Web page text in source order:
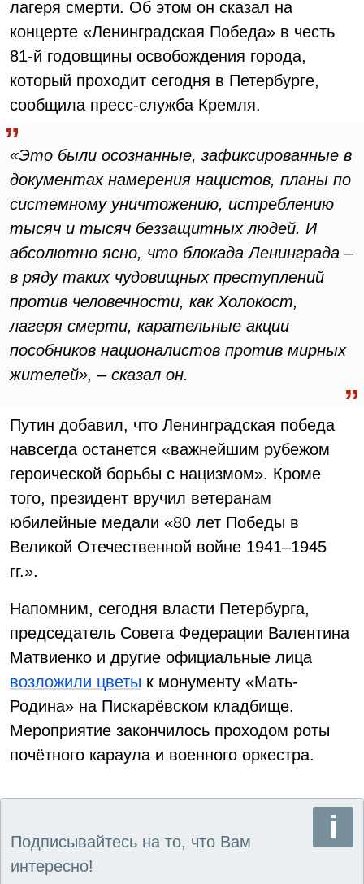
лагеря смерти. Об этом он сказал на
концерте «Ленинградская Победа» в честь
81-й годовщины освобождения города,
который проходит сегодня в Петербурге,
сообщила пресс-служба Кремля.
«Это были осознанные, зафиксированные в
документах намерения нацистов, планы по
системному уничтожению, истреблению
тысяч и тысяч беззащитных людей. И
абсолютно ясно, что блокада Ленинграда –
в ряду таких чудовищных преступлений
против человечности, как Холокост,
лагеря смерти, карательные акции
пособников националистов против мирных
жителей», – сказал он.
Путин добавил, что Ленинградская победа
навсегда останется «важнейшим рубежом
героической борьбы с нацизмом». Кроме
того, президент вручил ветеранам
юбилейные медали «80 лет Победы в
Великой Отечественной войне 1941–1945
гг.».
Напомним, сегодня власти Петербурга,
председатель Совета Федерации Валентина
Матвиенко и другие официальные лица
возложили цветы к монументу «Мать-
Родина» на Пискарёвском кладбище.
Мероприятие закончилось проходом роты
почётного караула и военного оркестра.
Подписывайтесь на то, что Вам
интересно!